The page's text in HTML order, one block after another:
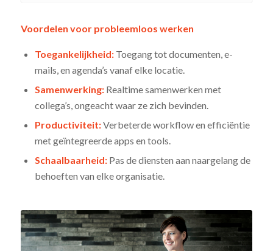
Voordelen voor probleemloos werken
Toegankelijkheid:Toegang tot documenten, e-
mails, en agenda’s vanaf elke locatie.
Samenwerking:Realtime samenwerken met
collega’s, ongeacht waar ze zich bevinden.
Productiviteit:Verbeterde workflow en efficiëntie
met geïntegreerde apps en tools.
Schaalbaarheid:Pas de diensten aan naargelang de
behoeften van elke organisatie.